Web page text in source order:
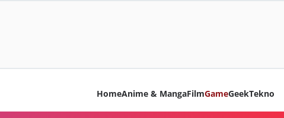
HomeAnime & MangaFilmGameGeekTekno